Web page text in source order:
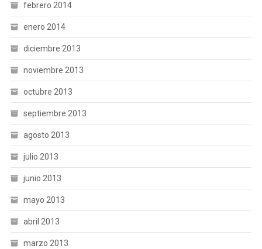
febrero 2014
enero 2014
diciembre 2013
noviembre 2013
octubre 2013
septiembre 2013
agosto 2013
julio 2013
junio 2013
mayo 2013
abril 2013
marzo 2013